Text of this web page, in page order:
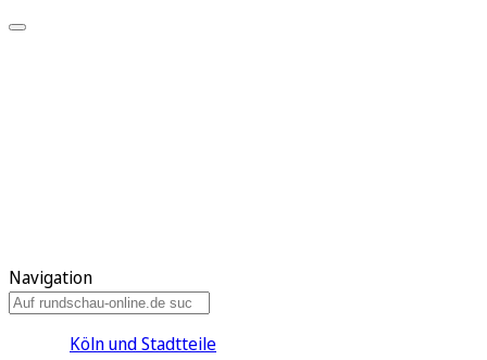
Navigation
Köln und Stadtteile